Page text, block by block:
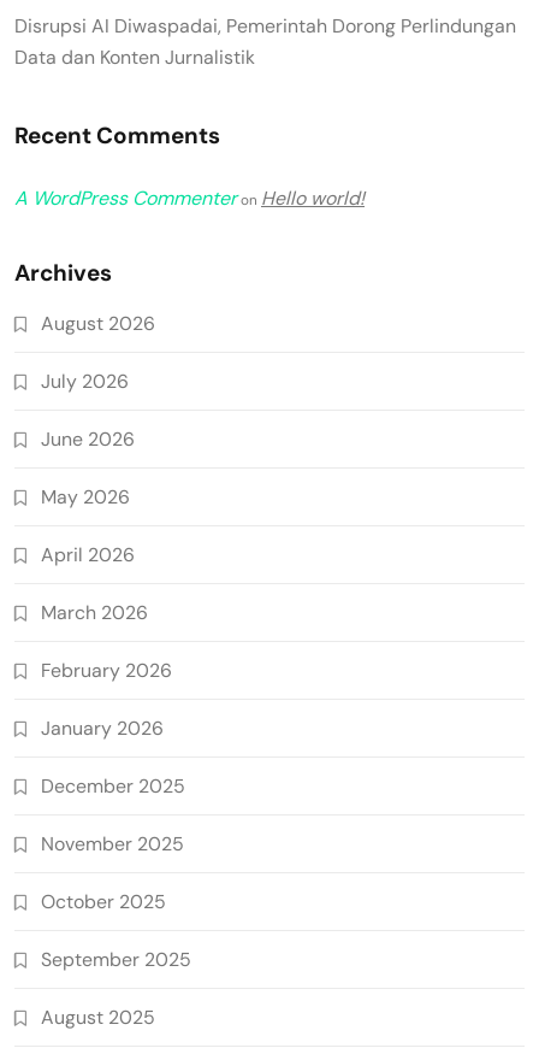
Disrupsi AI Diwaspadai, Pemerintah Dorong Perlindungan
Data dan Konten Jurnalistik
Recent Comments
A WordPress Commenteron Hello world!
Archives
August 2026
July 2026
June 2026
May 2026
April 2026
March 2026
February 2026
January 2026
December 2025
November 2025
October 2025
September 2025
August 2025